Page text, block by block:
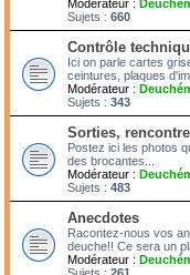
Modérateur :
Sujets : 660
Contrôle
Ici on parle cartes
ceintures, plaques
Modérateur :
Sujets : 343
Sorties,
Postez ici les photos
des brocantes...
Modérateur :
Sujets : 483
Anecdotes
Racontez-nous vos
deuche!! Ce sera un
Modérateur :